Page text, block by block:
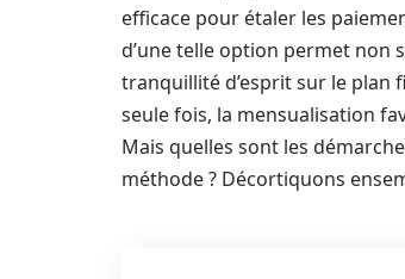
efficace pour étaler les
d’une telle option permet non
tranquillité d’esprit sur le plan
seule fois, la mensualisation
Mais quelles sont les
méthode ? Décortiquons